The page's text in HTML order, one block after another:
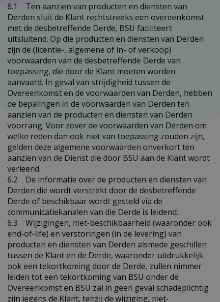
6.1 Ten aanzien van producten en diensten van
Derden sluit de Klant rechtstreeks een overeenkomst
met de desbetreffende Derde, BSU faciliteert
uitsluitend. Op die producten en diensten van Derden
zijn de (licentie-, algemene of in- of verkoop)
voorwaarden van de desbetreffende Derde van
toepassing, die door de Klant moeten worden
aanvaard. In geval van strijdigheid tussen de
Overeenkomst en de voorwaarden van Derden, hebben
de bepalingen in de voorwaarden van Derden ten
aanzien van de producten en diensten van Derden
voorrang. Voor zover de voorwaarden van Derden om
welke reden dan ook niet van toepassing zouden zijn,
gelden deze algemene voorwaarden onverkort ten
aanzien van de Dienst die door BSU aan de Klant wordt
verleend.
6.2 De informatie over de producten en diensten van
Derden die wordt verstrekt door de desbetreffende
Derde of beschikbaar wordt gesteld via de
communicatiekanalen van die Derde is leidend.
6.3 Wijzigingen, niet-beschikbaarheid (waaronder ook
end-of-life) en verstoringen (in de levering) van
producten en diensten van Derden alsmede geschillen
tussen de Klant en de Derde, waaronder uitdrukkelijk
ook een tekortkoming door de Derde, zullen nimmer
leiden tot een tekortkoming van BSU onder de
Overeenkomst en BSU zal in geen geval schadeplichtig
zijn jegens de Klant, tenzij de wijziging, niet-